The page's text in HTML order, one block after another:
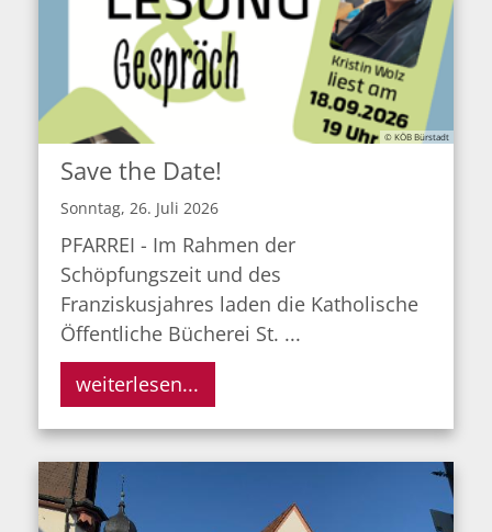
© KÖB Bürstadt
Save the Date!
Sonntag, 26. Juli 2026
PFARREI - Im Rahmen der
Schöpfungszeit und des
Franziskusjahres laden die Katholische
Öffentliche Bücherei St. ...
weiterlesen...